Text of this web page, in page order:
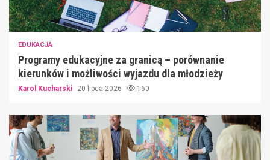
EDUKACJA
Programy edukacyjne za granicą – porównanie
kierunków i możliwości wyjazdu dla młodzieży
Karol Kucharski 20 lipca 2026 160